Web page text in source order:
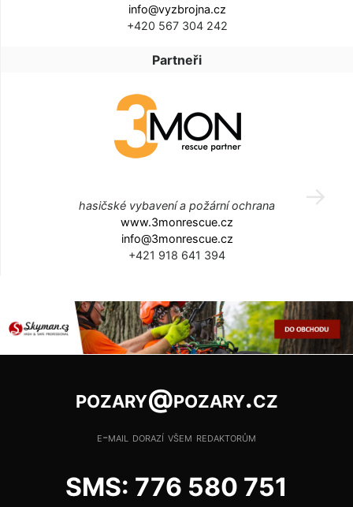
info@vyzbrojna.cz
+420 567 304 242
Partneři
hasičské vybavení a požární ochrana
www.3monrescue.cz
info@3monrescue.cz
+421 918 641 394
pozary@pozary.cz
e-mail dorazí všem redaktorům
SMS: 776 580 751